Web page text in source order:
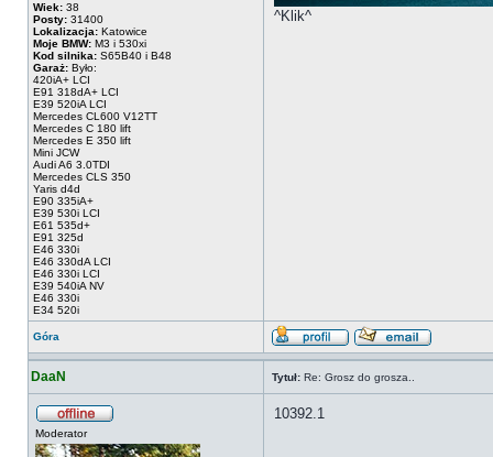
Wiek: 38
Posty: 31400
Lokalizacja: Katowice
Moje BMW: M3 i 530xi
Kod silnika: S65B40 i B48
Garaż: Było:
420iA+ LCI
E91 318dA+ LCI
E39 520iA LCI
Mercedes CL600 V12TT
Mercedes C 180 lift
Mercedes E 350 lift
Mini JCW
Audi A6 3.0TDI
Mercedes CLS 350
Yaris d4d
E90 335iA+
E39 530i LCI
E61 535d+
E91 325d
E46 330i
E46 330dA LCI
E46 330i LCI
E39 540iA NV
E46 330i
E34 520i
^Klik^
Góra
DaaN Tytuł: Re: Grosz do grosza..
Moderator
10392.1